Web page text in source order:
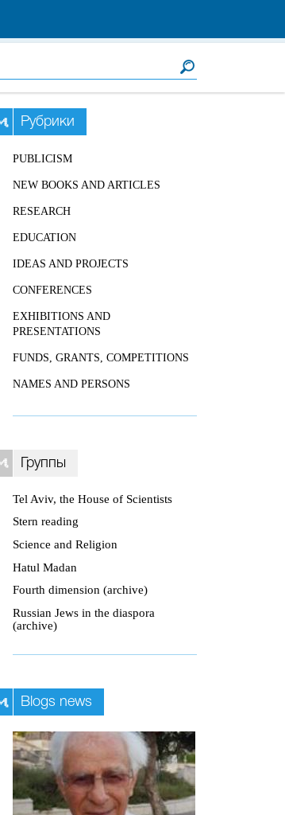
Рубрики
PUBLICISM
NEW BOOKS AND ARTICLES
RESEARCH
EDUCATION
IDEAS AND PROJECTS
CONFERENCES
EXHIBITIONS AND
PRESENTATIONS
FUNDS, GRANTS, COMPETITIONS
NAMES AND PERSONS
Группы
Tel Aviv, the House of Scientists
Stern reading
Science and Religion
Hatul Madan
Fourth dimension (archive)
Russian Jews in the diaspora
(archive)
Blogs news